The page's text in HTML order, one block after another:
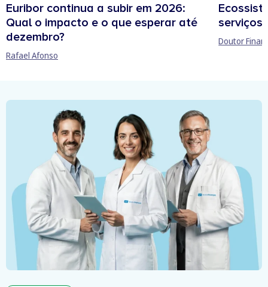
Euribor continua a subir em 2026:
Qual o impacto e o que esperar até
dezembro?
Rafael Afonso
serviços
Doutor